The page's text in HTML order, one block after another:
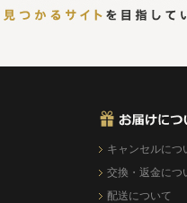
キャンセルにつ
交換・返金につ
配送について